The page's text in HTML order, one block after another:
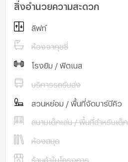
สิ่งอำนวยความสะดวก
ลิฟท์
ห้องจากุชซี่
โรงยิม / ฟิตเนส
บริการรถรับส่ง
สวนหย่อม / พื้นที่จัดบาร์บีคิว
สนามเด็กเล่น / พื้นที่สำหรับเด็ก
ห้องสมุด
ร้านค้าในโครงการ